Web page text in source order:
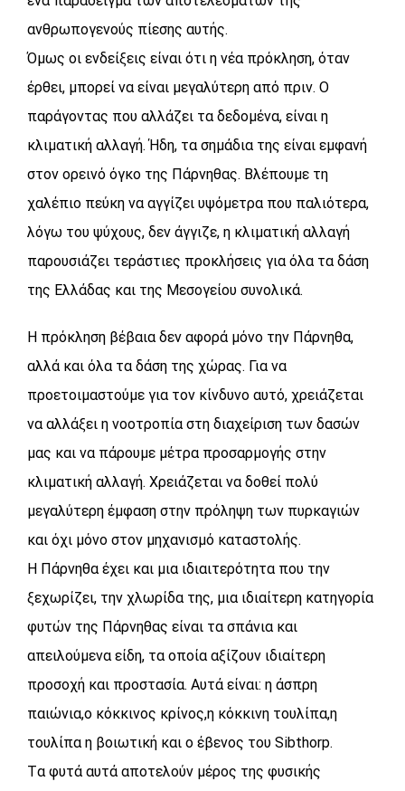
ανθρωπογενούς πίεσης αυτής.
Όμως οι ενδείξεις είναι ότι η νέα πρόκληση, όταν
έρθει, μπορεί να είναι μεγαλύτερη από πριν. Ο
παράγοντας που αλλάζει τα δεδομένα, είναι η
κλιματική αλλαγή. Ήδη, τα σημάδια της είναι εμφανή
στον ορεινό όγκο της Πάρνηθας. Βλέπουμε τη
χαλέπιο πεύκη να αγγίζει υψόμετρα που παλιότερα,
λόγω του ψύχους, δεν άγγιζε, η κλιματική αλλαγή
παρουσιάζει τεράστιες προκλήσεις για όλα τα δάση
της Ελλάδας και της Μεσογείου συνολικά.
Η πρόκληση βέβαια δεν αφορά μόνο την Πάρνηθα,
αλλά και όλα τα δάση της χώρας. Για να
προετοιμαστούμε για τον κίνδυνο αυτό, χρειάζεται
να αλλάξει η νοοτροπία στη διαχείριση των δασών
μας και να πάρουμε μέτρα προσαρμογής στην
κλιματική αλλαγή. Χρειάζεται να δοθεί πολύ
μεγαλύτερη έμφαση στην πρόληψη των πυρκαγιών
και όχι μόνο στον μηχανισμό καταστολής.
Η Πάρνηθα έχει και μια ιδιαιτερότητα που την
ξεχωρίζει, την χλωρίδα της, μια ιδιαίτερη κατηγορία
φυτών της Πάρνηθας είναι τα σπάνια και
απειλούμενα είδη, τα οποία αξίζουν ιδιαίτερη
προσοχή και προστασία. Αυτά είναι: η άσπρη
παιώνια,ο κόκκινος κρίνος,η κόκκινη τουλίπα,η
τουλίπα η βοιωτική και ο έβενος του Sibthorp.
Tα φυτά αυτά αποτελούν μέρος της φυσικής